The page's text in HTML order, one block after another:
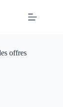
offres